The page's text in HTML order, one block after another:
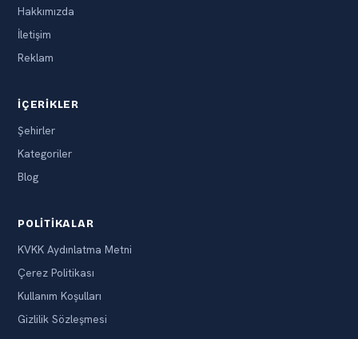
Hakkımızda
İletişim
Reklam
İÇERIKLER
Şehirler
Kategoriler
Blog
POLITIKALAR
KVKK Aydınlatma Metni
Çerez Politikası
Kullanım Koşulları
Gizlilik Sözleşmesi